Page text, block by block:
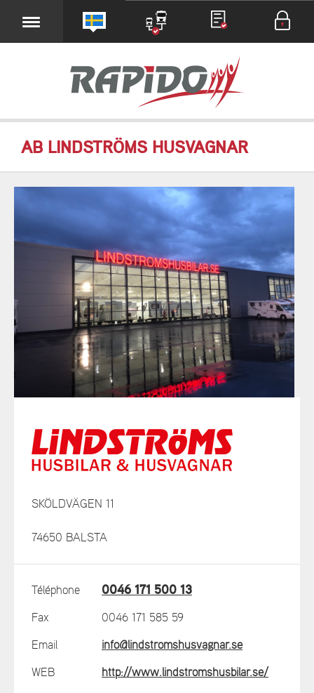
AB LINDSTRÖMS HUSVAGNAR
SKÖLDVÄGEN 11
74650 BALSTA
Téléphone 0046 171 500 13
Fax 0046 171 585 59
Email info@lindstromshusvagnar.se
WEB http://www.lindstromshusbilar.se/